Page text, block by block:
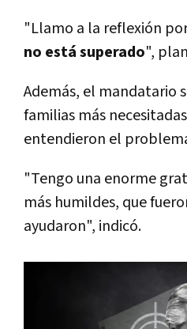
"Llamo a la reflexión
no está superado",
Además, el mandatario
familias más
entendieron el
"Tengo una enorme
más humildes, que
ayudaron", indicó.